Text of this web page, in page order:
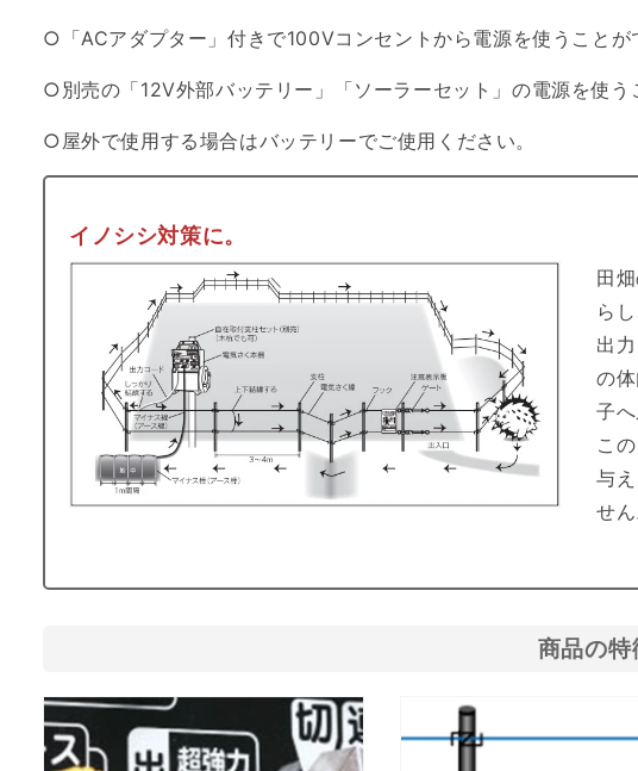
シ
シ
○「ACアダプター」付きで100Vコンセントから電源を使うことが
○別売の「12V外部バッテリー」「ソーラーセット」の電源を使う
○屋外で使用する場合はバッテリーでご使用ください。
イノシシ対策に。
田
ら
出
の
子へ
こ
与
せん
商品の特